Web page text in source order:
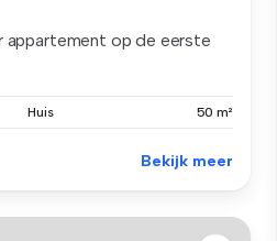
appartement op de eerste
Huis 50 m²
Bekijk meer